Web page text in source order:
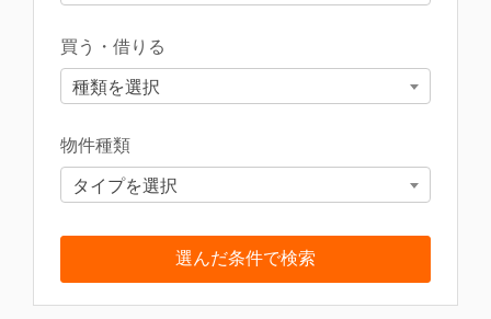
買う・借りる
種類を選択
物件種類
タイプを選択